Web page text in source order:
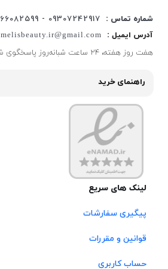
شماره تماس :
09307242917 - 02166082599
آدرس ایمیل :
melisbeauty.ir@gmail.com
هفت روز هفته، ۲۴ ساعت شبانه‌روز پاسخگوی شما هستیم.
راهنمای خرید
لینک های سریع
پیگیری سفارشات
قوانین و مقررات
حساب کاربری